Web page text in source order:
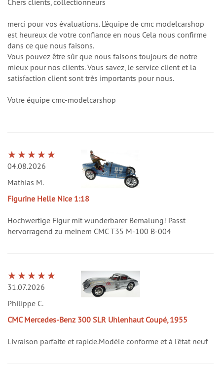
Chers clients, collectionneurs
merci pour vos évaluations. L'équipe de cmc modelcarshop
est heureux de votre confiance en nous Cela nous confirme
dans ce que nous faisons.
Vous pouvez être sûr que nous faisons toujours de notre
mieux pour nos clients. Vous savez, le service client et la
satisfaction client sont très importants pour nous.
Votre équipe cmc-modelcarshop
04.08.2026
Mathias M.
Figurine Helle Nice 1:18
Hochwertige Figur mit wunderbarer Bemalung! Passt
hervorragend zu meinem CMC T35 M-100 B-004
31.07.2026
Philippe C.
CMC Mercedes-Benz 300 SLR Uhlenhaut Coupé, 1955
Livraison parfaite et rapide.Modèle conforme et à l'état neuf